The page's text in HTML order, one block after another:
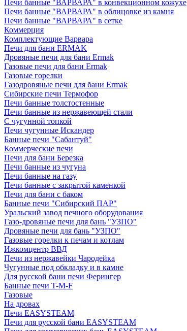
Печи банные "ВАРВАРА" в конвекционном кожухе
Печи банные "ВАРВАРА" в облицовке из камня
Печи банные "ВАРВАРА" в сетке
Коммерция
Комплектующие Варвара
Печи для бани ERMAK
Дровяные печи для бани Ermak
Газовые печи для бани Ermak
Газовые горелки
Газодровяные печи для бани Ermak
Сибирские печи Термофор
Печи банные толстостенные
Печи банные из нержавеющей стали
С чугунной топкой
Печи чугунные Искандер
Банные печи "Сабантуй"
Коммерческие печи
Печи для бани Березка
Печи банные из чугуна
Печи банные на газу
Печи банные с закрытой каменкой
Печи для бани с баком
Банные печи "Сибирский ПАР"
Уральский завод печного оборудования
Газо-дровяные печи для бань "УЗПО"
Дровяные печи для бань "УЗПО"
Газовые горелки к печам и котлам
Ижкомцентр ВВД
Печи из нержавейки Чародейка
Чугунные под обкладку и в камне
Для русской бани печи Ферингер
Банные печи T-M-F
Газовые
На дровах
Печи EASYSTEAM
Печи для русской бани EASYSTEAM